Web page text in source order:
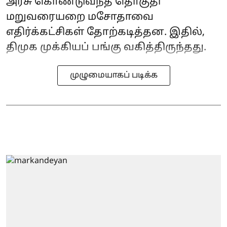
மறுவரையறை மசோதாவை
எதிர்க்கட்சிகள் தோற்கடித்தன. இதில்,
திமுக முக்கியப் பங்கு வகித்திருந்தது.
முழுமையாகப் படிக்க